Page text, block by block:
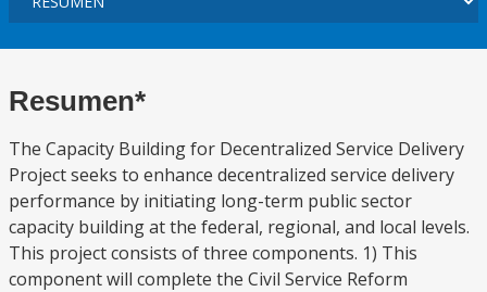
Resumen*
The Capacity Building for Decentralized Service Delivery
Project seeks to enhance decentralized service delivery
performance by initiating long-term public sector
capacity building at the federal, regional, and local levels.
This project consists of three components. 1) This
component will complete the Civil Service Reform